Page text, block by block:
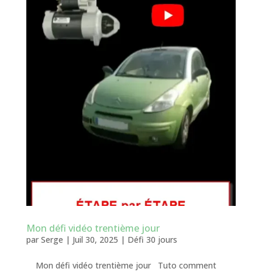
Mon défi vidéo trentième jour
par Serge | Juil 30, 2025 | Défi 30 jours
Mon défi vidéo trentième jour Tuto comment